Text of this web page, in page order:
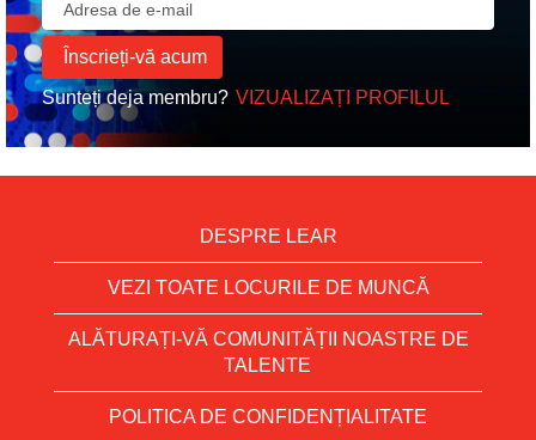
Sunteți deja membru? VIZUALIZAȚI PROFILUL
DESPRE LEAR
VEZI TOATE LOCURILE DE MUNCĂ
ALĂTURAȚI-VĂ COMUNITĂȚII NOASTRE DE
TALENTE
POLITICA DE CONFIDENȚIALITATE